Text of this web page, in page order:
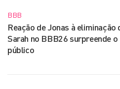
BBB
Reação de Jonas à eliminação
Sarah no BBB26 surpreende o
público